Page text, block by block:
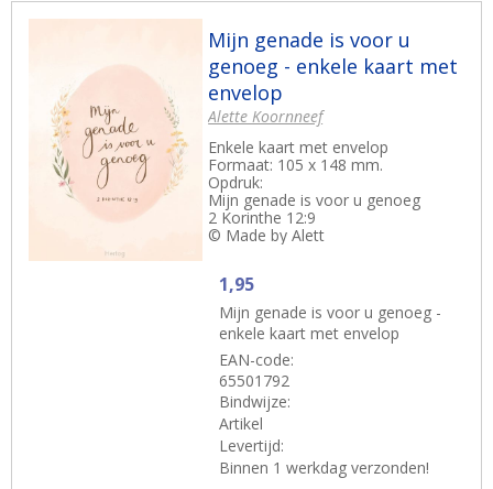
Mijn genade is voor u
genoeg - enkele kaart met
envelop
Alette Koornneef
Enkele kaart met envelop
Formaat: 105 x 148 mm.
Opdruk:
Mijn genade is voor u genoeg
2 Korinthe 12:9
© Made by Alett
1,95
Mijn genade is voor u genoeg -
enkele kaart met envelop
EAN-code:
65501792
Bindwijze:
Artikel
Levertijd:
Binnen 1 werkdag verzonden!